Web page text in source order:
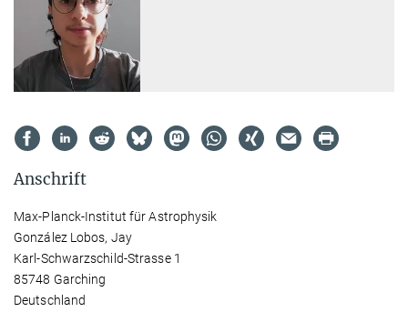
Anschrift
Max-Planck-Institut für Astrophysik
González Lobos, Jay
Karl-Schwarzschild-Strasse 1
85748 Garching
Deutschland